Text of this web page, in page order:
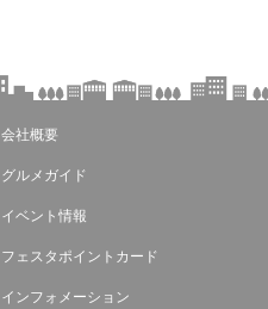
会社概要
グルメガイド
イベント情報
フェスタポイントカード
インフォメーション